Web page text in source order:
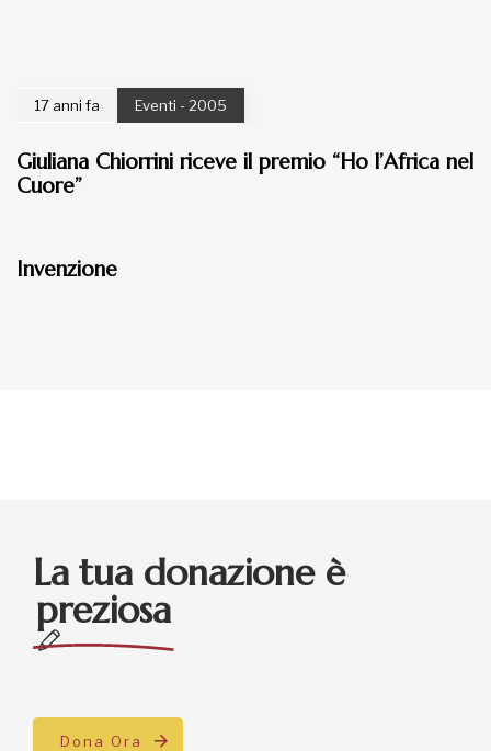
17 anni fa Eventi - 2005
Giuliana Chiorrini riceve il premio “Ho l’Africa nel
Cuore”
Invenzione
La tua donazione è
preziosa
Dona Ora